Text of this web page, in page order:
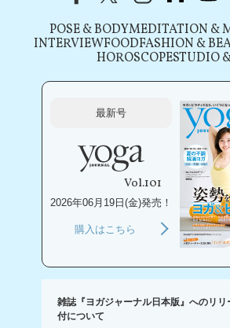
POSE & BODYMEDITATION &
INTERVIEWFOODFASHION &
HOROSCOPESTUDIO
最新号
Vol.101
2026年06月19日(金)発売！
購入はこちら
雑誌『ヨガジャーナル日本版』へのリリ
付について